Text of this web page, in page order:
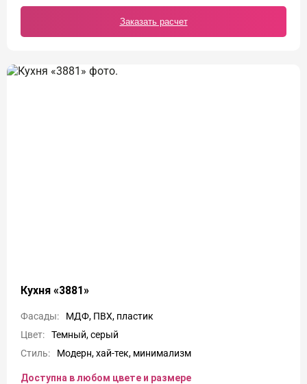
Заказать расчет
Кухня «3881»
Фасады:
МДФ, ПВХ, пластик
Цвет:
Темный, серый
Стиль:
Модерн, хай-тек, минимализм
Доступна в любом цвете и размере